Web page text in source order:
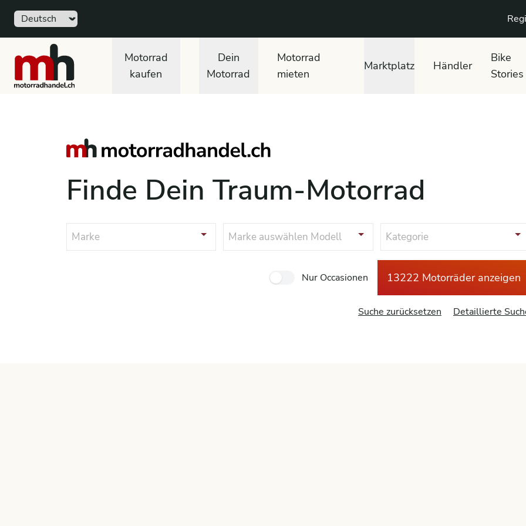
Sprache
motorradhandel.ch
Motorrad
kaufen
Dein
Motorrad
Motorrad
mieten
Marktplatz Händler
Bike
Stories
Finde Dein Traum-Motorrad
Marke Marke auswählen Modell Kategorie
Nur Occasionen 13222 Motorräder anzeigen
Suche zurücksetzen Detaillierte